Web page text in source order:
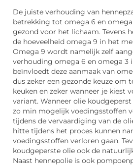
De juiste verhouding van
betrekking tot omega 6 en
gezond voor het lichaam. Tevens
de hoeveelheid omega 9 in het
Omega 9 wordt namelijk zelf
verhouding omega 6 en omega 3
beïnvloedt deze aanmaak van
dus zeker een gezonde keuze om
keuken en zeker wanneer je kiest
variant. Wanneer olie
zo min mogelijk voedingsstoffen
tijdens de vervaardiging van de
hitte tijdens het proces kunnen
voedingsstoffen verloren gaan.
koudgeperste olie ook de
Naast hennepolie is ook